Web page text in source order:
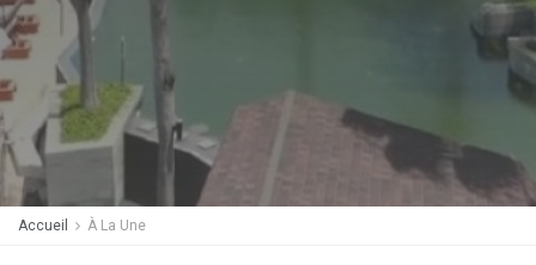
Accueil À La Une